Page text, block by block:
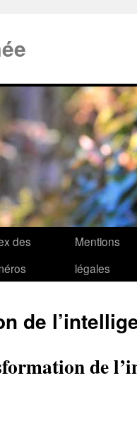
des
Mentions
légales
de
de